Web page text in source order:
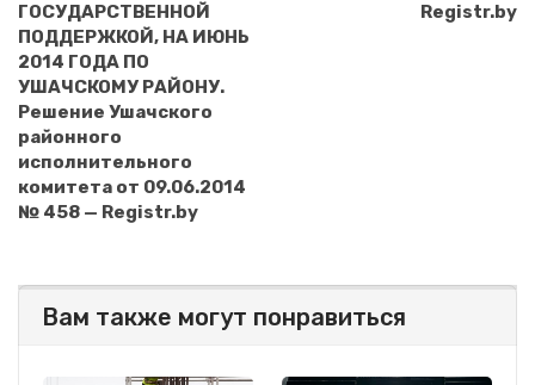
ГОСУДАРСТВЕННОЙ
ПОДДЕРЖКОЙ, НА ИЮНЬ
2014 ГОДА ПО
УШАЧСКОМУ РАЙОНУ.
Решение Ушачского
районного
исполнительного
комитета от 09.06.2014
№ 458 — Registr.by
Registr.by
Вам также могут понравиться